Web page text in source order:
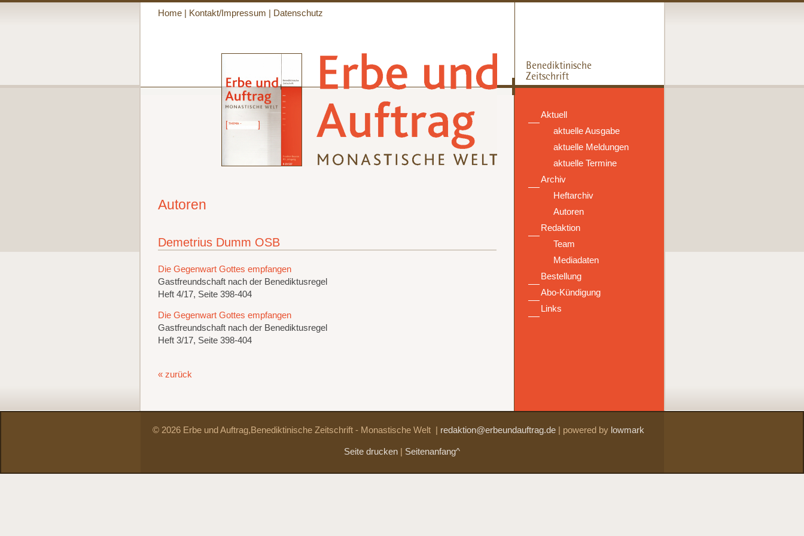
Home| Kontakt/Impressum Datenschutz
Aktuell
aktuelle Ausgabe
aktuelle Meldungen
aktuelle Termine
Archiv
Heftarchiv
Autoren
Redaktion
Team
Mediadaten
Bestellung
Abo-Kündigung
Links
Autoren
Demetrius Dumm OSB
Die Gegenwart Gottes empfangen
Gastfreundschaft nach der Benediktusregel
Heft 4/17, Seite 398-404
Die Gegenwart Gottes empfangen
Gastfreundschaft nach der Benediktusregel
Heft 3/17, Seite 398-404
« zurück
© 2026 Erbe und Auftrag,Benediktinische Zeitschrift - Monastische Welt redaktion@erbeundauftrag.de| powered by lowmark
Seite drucken | Seitenanfang^